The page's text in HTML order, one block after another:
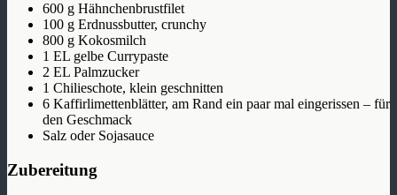
600 g Hähnchenbrustfilet
100 g Erdnussbutter, crunchy
800 g Kokosmilch
1 EL gelbe Currypaste
2 EL Palmzucker
1 Chilieschote, klein geschnitten
6 Kaffirlimettenblätter, am Rand ein paar mal eingerissen – für
den Geschmack
Salz oder Sojasauce
Zubereitung